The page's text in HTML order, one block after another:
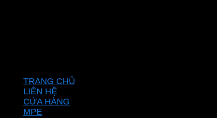
TRANG CHỦ
LIÊN HỆ
CỬA HÀNG
MPE